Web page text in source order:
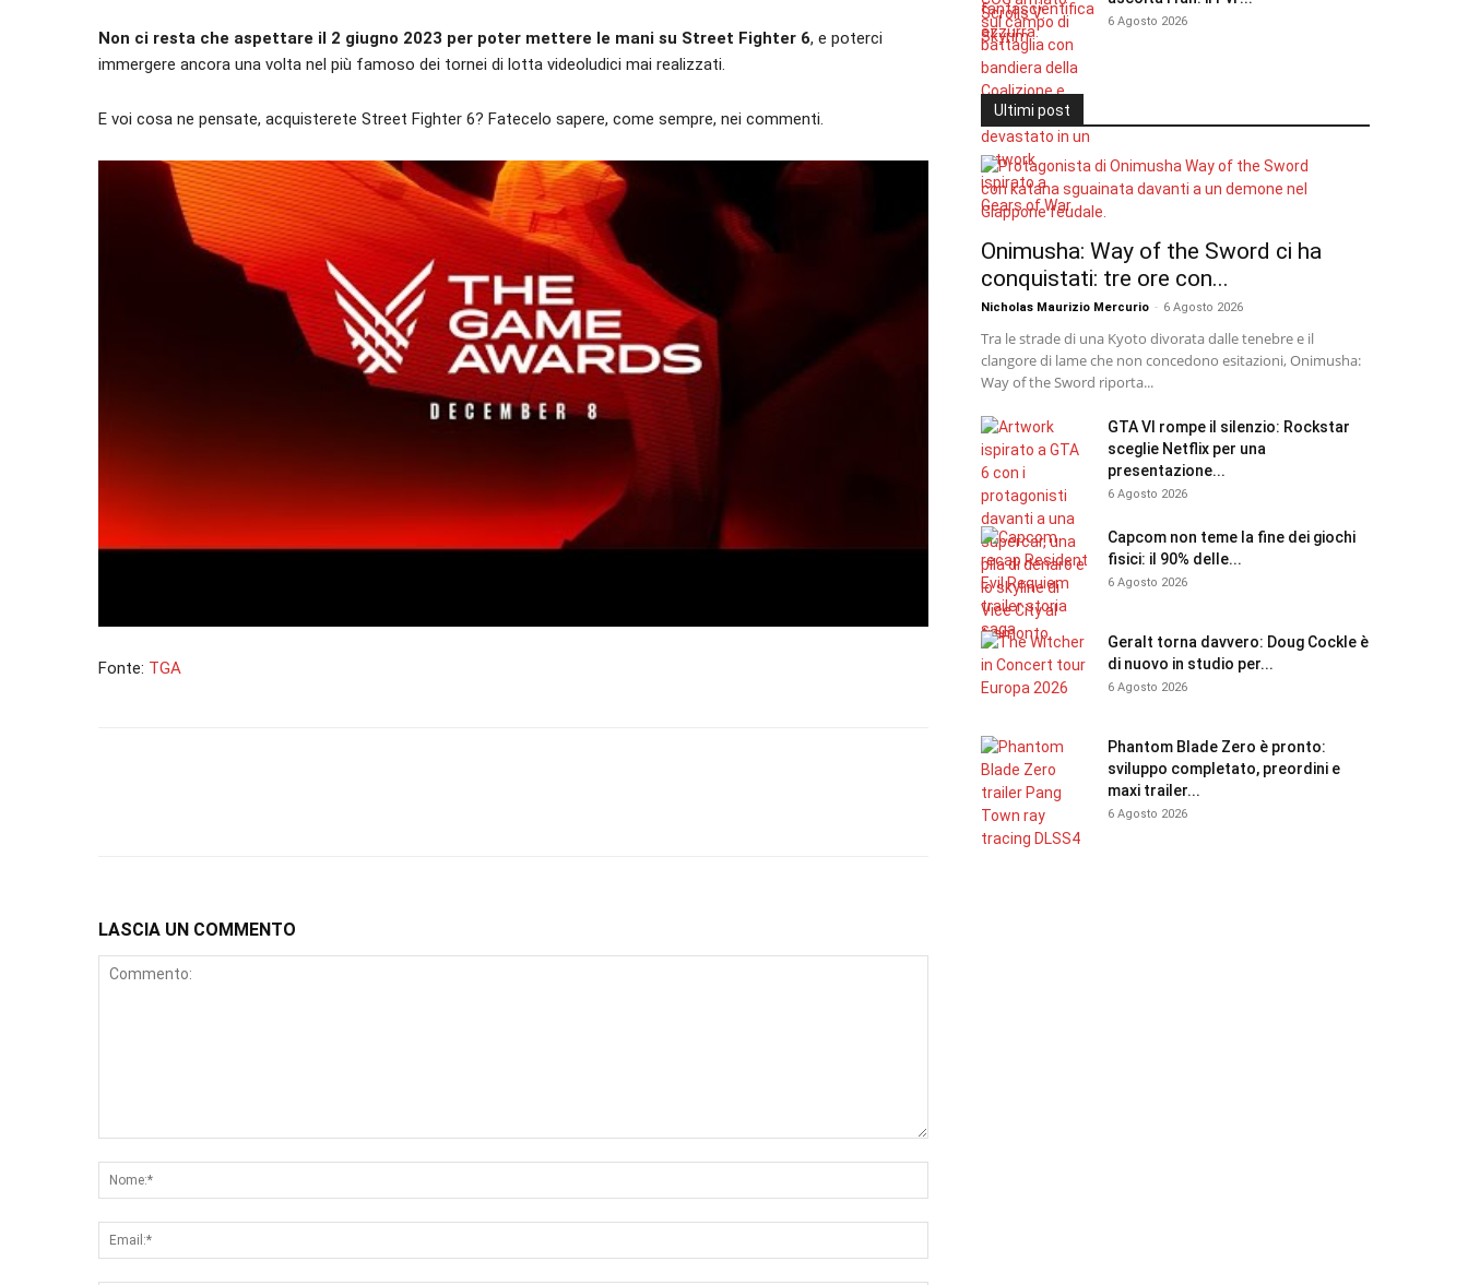
Non ci resta che aspettare il 2 giugno 2023 per poter mettere le mani su Street Fighter 6, e poterci
immergere ancora una volta nel più famoso dei tornei di lotta videoludici mai realizzati.
E voi cosa ne pensate, acquisterete Street Fighter 6? Fatecelo sapere, come sempre, nei commenti.
Fonte: TGA
LASCIA UN COMMENTO
6 Agosto 2026
Ultimi post
Onimusha: Way of the Sword ci ha
conquistati: tre ore con...
Nicholas Maurizio Mercurio - 6 Agosto 2026
Tra le strade di una Kyoto divorata dalle tenebre e il
clangore di lame che non concedono esitazioni, Onimusha:
Way of the Sword riporta...
GTA VI rompe il silenzio: Rockstar
sceglie Netflix per una
presentazione...
6 Agosto 2026
Capcom non teme la fine dei giochi
fisici: il 90% delle...
6 Agosto 2026
Geralt torna davvero: Doug Cockle è
di nuovo in studio per...
6 Agosto 2026
Phantom Blade Zero è pronto:
sviluppo completato, preordini e
maxi trailer...
6 Agosto 2026